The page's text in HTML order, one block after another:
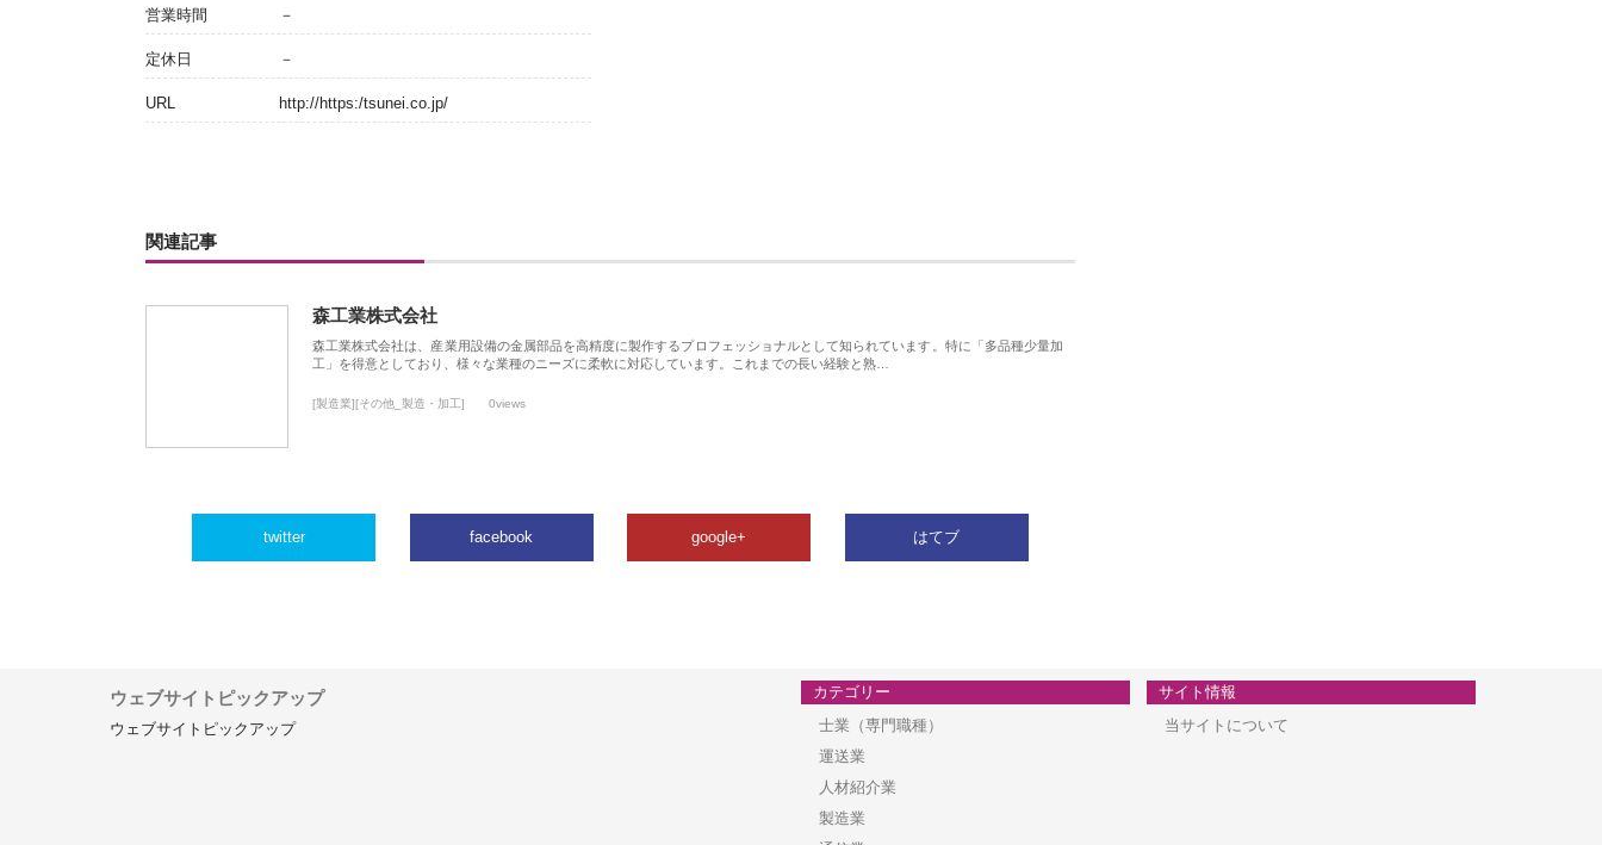
営業時間 －
定休日 －
URL http://https:/tsunei.co.jp/
関連記事
森工業株式会社
森工業株式会社は、産業用設備の金属部品を高精度に製作するプロフェッショナルとして知られています。特に「多品種少量加
工」を得意としており、様々な業種のニーズに柔軟に対応しています。これまでの長い経験と熟…
[製造業][その他_製造・加工] 0views
twitter facebook google+ はてブ
ウェブサイトピックアップ
ウェブサイトピックアップ
カテゴリー
士業（専門職種）
運送業
人材紹介業
製造業
サイト情報
当サイトについて